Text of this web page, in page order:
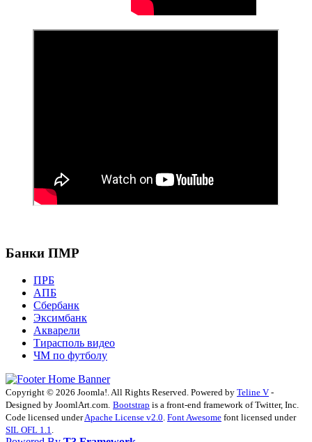
Банки ПМР
ПРБ
АПБ
Сбербанк
Эксимбанк
Акварели
Тирасполь видео
ЧМ по футболу
Copyright © 2026 Joomla!. All Rights Reserved. Powered by Teline V -
Designed by JoomlArt.com. Bootstrap is a front-end framework of Twitter, Inc.
Code licensed underApache License v2.0 Font Awesome font licensed under
SIL OFL 1.1